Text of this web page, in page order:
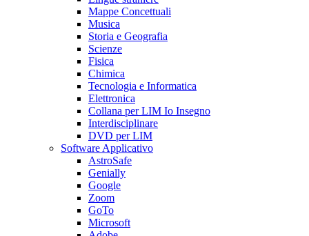
Mappe Concettuali
Musica
Storia e Geografia
Scienze
Fisica
Chimica
Tecnologia e Informatica
Elettronica
Collana per LIM Io Insegno
Interdisciplinare
DVD per LIM
Software Applicativo
AstroSafe
Genially
Google
Zoom
GoTo
Microsoft